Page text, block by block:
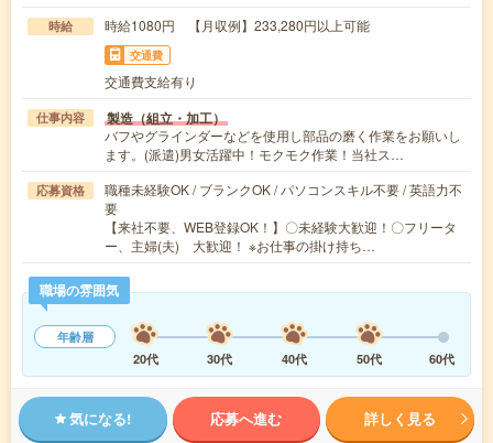
時給 時給1080円 【月収例】233,280円以上可能
交通費
交通費支給有り
仕事内容 製造（組立・加工）
バフやグラインダーなどを使用し部品の磨く作業をお願いし
ます。(派遣)男女活躍中！モクモク作業！当社ス…
応募資格
職種未経験OK / ブランクOK / パソコンスキル不要 / 英語力不
要
【来社不要、WEB登録OK！】〇未経験大歓迎！〇フリータ
ー、主婦(夫) 大歓迎！ ※お仕事の掛け持ち…
職場の雰囲気
年齢層
20代
30代 40代 50代 60代
気になる! 応募へ進む 詳しく見る